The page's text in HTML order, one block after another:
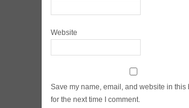
Website
Save my name, email, and website in this
for the next time I comment.